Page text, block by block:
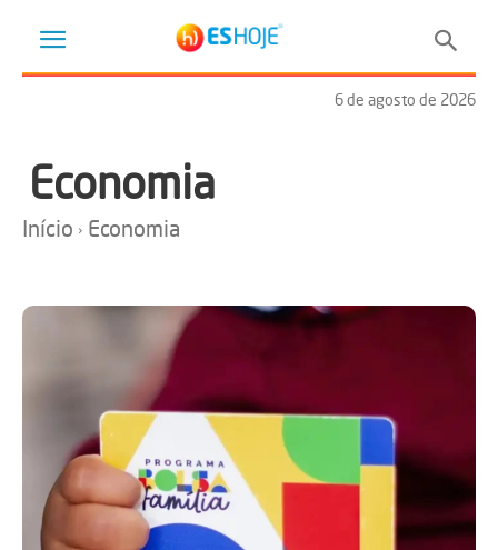
6 de agosto de 2026
Economia
Início Economia